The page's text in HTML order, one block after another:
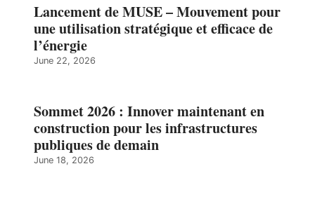
Lancement de MUSE – Mouvement pour
une utilisation stratégique et efficace de
l’énergie
June 22, 2026
Sommet 2026 : Innover maintenant en
construction pour les infrastructures
publiques de demain
June 18, 2026